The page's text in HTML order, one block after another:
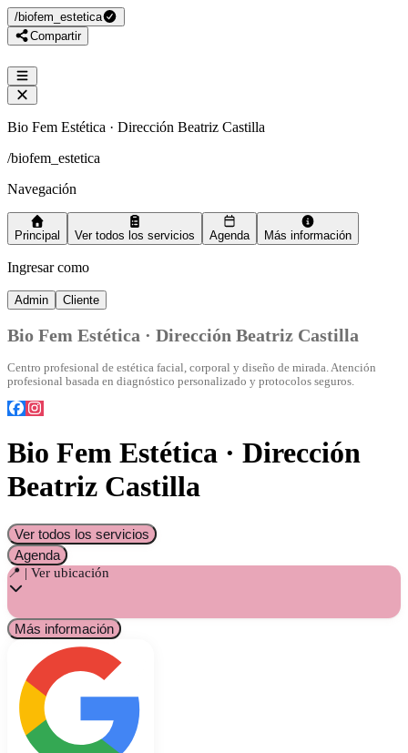
/biofem_estetica
Compartir
Bio Fem Estética · Dirección Beatriz Castilla
/biofem_estetica
Navegación
Principal Ver todos los servicios Agenda Más información
Ingresar como
Admin Cliente
Bio Fem Estética · Dirección Beatriz Castilla
Centro profesional de estética facial, corporal y diseño de mirada. Atención
profesional basada en diagnóstico personalizado y protocolos seguros.
Bio Fem Estética · Dirección
Beatriz Castilla
Ver todos los servicios
Agenda
📍 | Ver ubicación
Más información